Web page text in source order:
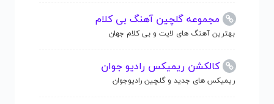
مجموعه گلچین آهنگ بی کلام
بهترین آهنگ های لایت و بی کلام جهان
کالکشن ریمیکس رادیو جوان
ریمیکس های جدید و گلچین رادیوجوان